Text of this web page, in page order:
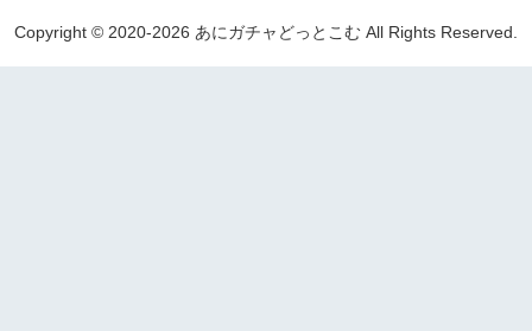
Copyright © 2020-2026 あにガチャどっとこむ All Rights Reserved.